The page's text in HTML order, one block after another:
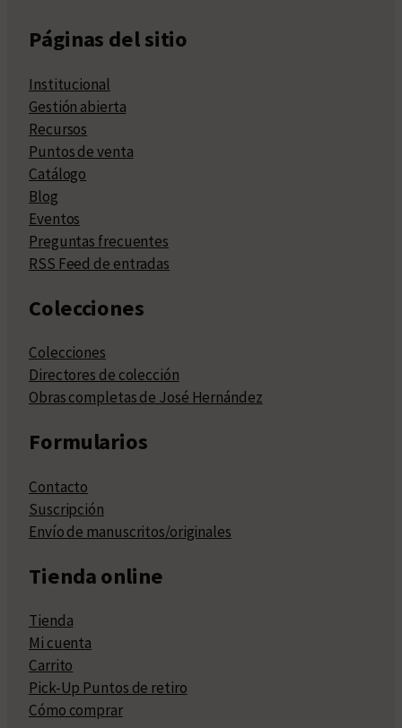
Páginas del sitio
Institucional
Gestión abierta
Recursos
Puntos de venta
Catálogo
Blog
Eventos
Preguntas frecuentes
RSS Feed de entradas
Colecciones
Colecciones
Directores de colección
Obras completas de José Hernández
Formularios
Contacto
Suscripción
Envío de manuscritos/originales
Tienda online
Tienda
Mi cuenta
Carrito
Pick-Up Puntos de retiro
Cómo comprar